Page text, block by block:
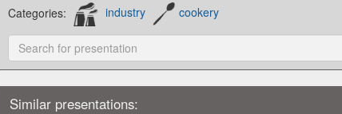
Categories: industry cookery
Similar presentations: